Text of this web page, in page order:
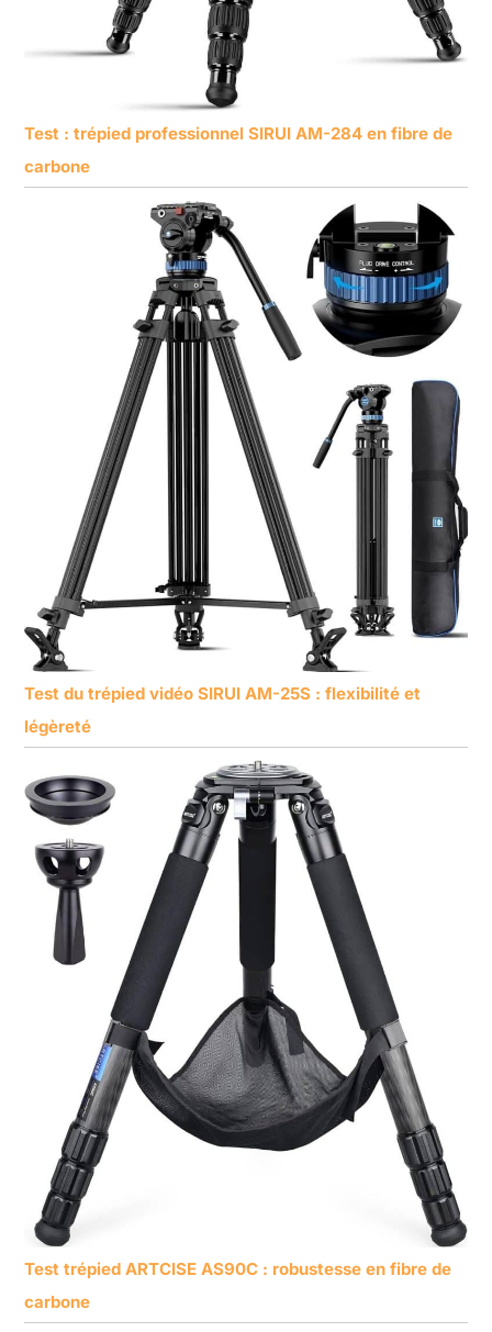
Test : trépied professionnel SIRUI AM-284 en fibre de
carbone
Test du trépied vidéo SIRUI AM-25S : flexibilité et
légèreté
Test trépied ARTCISE AS90C : robustesse en fibre de
carbone